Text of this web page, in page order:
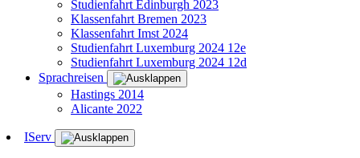
Studienfahrt Edinburgh 2023
Klassenfahrt Bremen 2023
Klassenfahrt Imst 2024
Studienfahrt Luxemburg 2024 12e
Studienfahrt Luxemburg 2024 12d
Sprachreisen
Hastings 2014
Alicante 2022
IServ